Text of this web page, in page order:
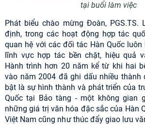
tại buổi làm việc
Phát biểu chào mừng Đoàn, PGS.TS.
định, trong các hoạt động hợp tác
quan hệ với các đối tác Hàn Quốc
lĩnh vực hợp tác bền chặt, hiệu quả
Hành trình hơn 20 năm kể từ khi hai
vào năm 2004 đã ghi dấu nhiều thành
bật là sự hình thành và phát triển của
Quốc tại Bảo tàng - một không gian
những giá trị văn hóa đặc sắc của Hàn
Việt Nam cũng như thúc đẩy giao lưu